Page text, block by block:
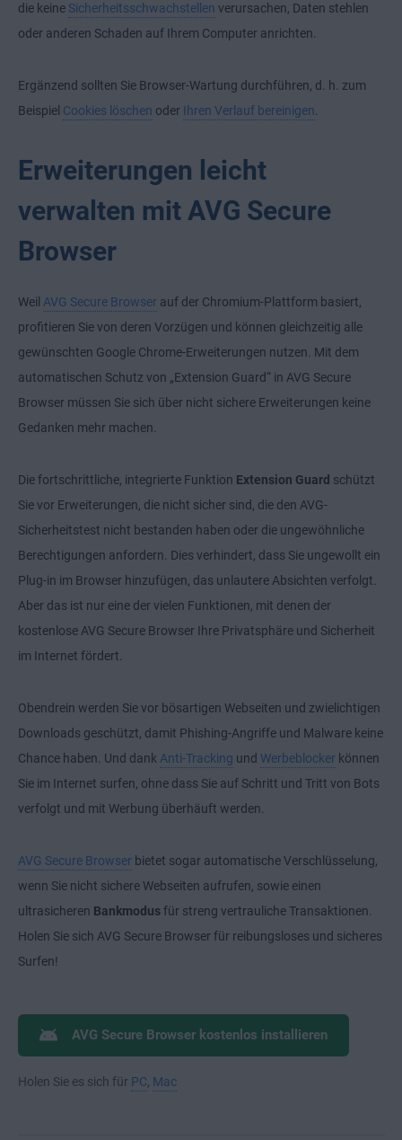
die keine Sicherheitsschwachstellen verursachen, Daten stehlen
oder anderen Schaden auf Ihrem Computer anrichten.
Ergänzend sollten Sie Browser-Wartung durchführen, d. h. zum
Beispiel Cookies löschen oder Ihren Verlauf bereinigen.
Erweiterungen leicht
verwalten mit AVG Secure
Browser
Weil AVG Secure Browser auf der Chromium-Plattform basiert,
profitieren Sie von deren Vorzügen und können gleichzeitig alle
gewünschten Google Chrome-Erweiterungen nutzen. Mit dem
automatischen Schutz von „Extension Guard“ in AVG Secure
Browser müssen Sie sich über nicht sichere Erweiterungen keine
Gedanken mehr machen.
Die fortschrittliche, integrierte Funktion Extension Guard schützt
Sie vor Erweiterungen, die nicht sicher sind, die den AVG-
Sicherheitstest nicht bestanden haben oder die ungewöhnliche
Berechtigungen anfordern. Dies verhindert, dass Sie ungewollt ein
Plug-in im Browser hinzufügen, das unlautere Absichten verfolgt.
Aber das ist nur eine der vielen Funktionen, mit denen der
kostenlose AVG Secure Browser Ihre Privatsphäre und Sicherheit
im Internet fördert.
Obendrein werden Sie vor bösartigen Webseiten und zwielichtigen
Downloads geschützt, damit Phishing-Angriffe und Malware keine
Chance haben. Und dankAnti-Tracking und Werbeblocker können
Sie im Internet surfen, ohne dass Sie auf Schritt und Tritt von Bots
verfolgt und mit Werbung überhäuft werden.
AVG Secure Browser bietet sogar automatische Verschlüsselung,
wenn Sie nicht sichere Webseiten aufrufen, sowie einen
ultrasicheren Bankmodusfür streng vertrauliche Transaktionen.
Holen Sie sich AVG Secure Browser für reibungsloses und sicheres
Surfen!
AVG Secure Browser kostenlos installieren
Holen Sie es sich für PC, Mac